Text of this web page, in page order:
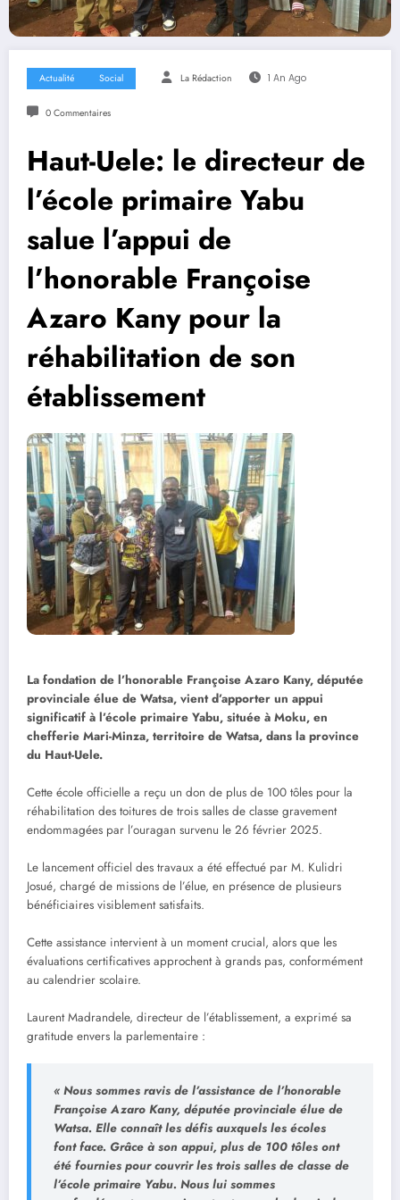
Actualité Social La Rédaction 1 An Ago
0 Commentaires
Haut-Uele: le directeur de
l’école primaire Yabu
salue l’appui de
l’honorable Françoise
Azaro Kany pour la
réhabilitation de son
établissement
La fondation de l’honorable Françoise Azaro Kany, députée
provinciale élue de Watsa, vient d’apporter un appui
significatif à l’école primaire Yabu, située à Moku, en
chefferie Mari-Minza, territoire de Watsa, dans la province
du Haut-Uele.
Cette école officielle a reçu un don de plus de 100 tôles pour la
réhabilitation des toitures de trois salles de classe gravement
endommagées par l’ouragan survenu le 26 février 2025.
Le lancement officiel des travaux a été effectué par M. Kulidri
Josué, chargé de missions de l’élue, en présence de plusieurs
bénéficiaires visiblement satisfaits.
Cette assistance intervient à un moment crucial, alors que les
évaluations certificatives approchent à grands pas, conformément
au calendrier scolaire.
Laurent Madrandele, directeur de l’établissement, a exprimé sa
gratitude envers la parlementaire :
« Nous sommes ravis de l’assistance de l’honorable
Françoise Azaro Kany, députée provinciale élue de
Watsa. Elle connaît les défis auxquels les écoles
font face. Grâce à son appui, plus de 100 tôles ont
été fournies pour couvrir les trois salles de classe de
l’école primaire Yabu. Nous lui sommes